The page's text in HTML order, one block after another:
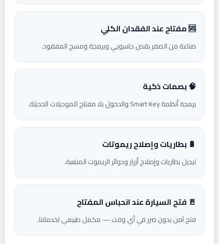
🆘 مفتاح عند الفقدان الكلي
صناعة من الصفر بقص حاسوبي وبرمجة ومسح المفقود.
🧠 بصمات ذكية
برمجة أنظمة Smart Key والدخول بلا مفتاح للموديلات الحديثة.
🔋 بطاريات وإصلاح ريموتات
تبديل بطاريات وإصلاح أزرار ودوائر الريموت المتعبة.
🚪 فتح السيارة عند انحباس المفتاح
فتح آمن بدون ضرر في أي وقت — مكمل طبيعي لخدماتنا.